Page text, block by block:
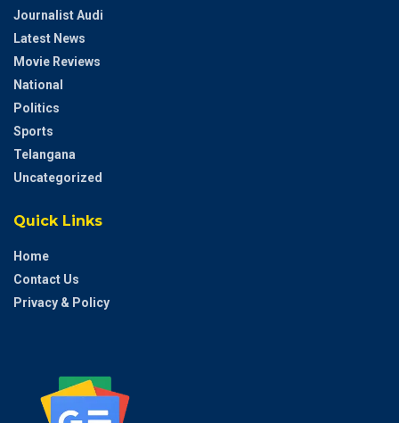
Journalist Audi
Latest News
Movie Reviews
National
Politics
Sports
Telangana
Uncategorized
Quick Links
Home
Contact Us
Privacy & Policy